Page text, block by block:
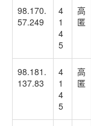
98.170.
57.249
4
1
4
5
高
匿
98.181.
137.83
4
1
4
5
高
匿